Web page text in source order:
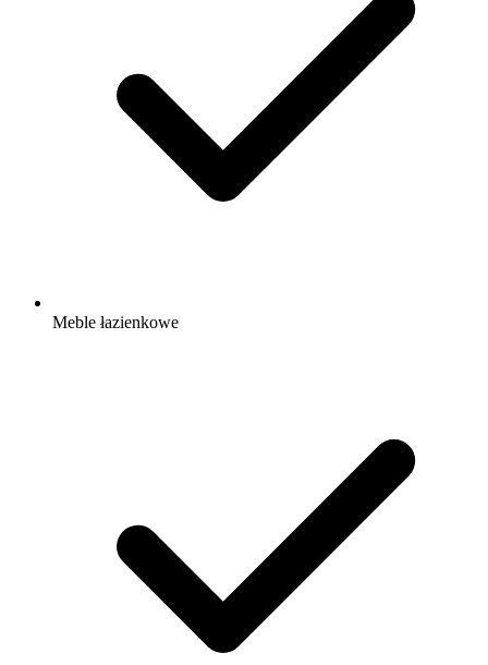
Meble łazienkowe